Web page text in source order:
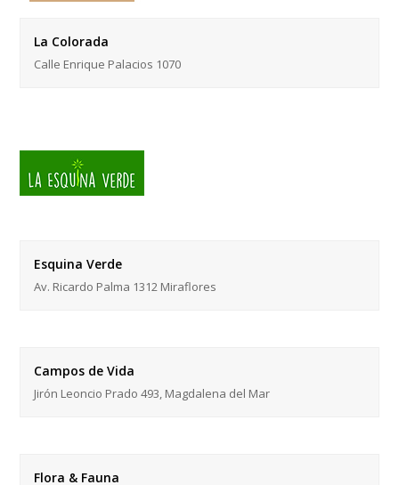
La Colorada
Calle Enrique Palacios 1070
Esquina Verde
Av. Ricardo Palma 1312 Miraflores
Campos de Vida
Jirón Leoncio Prado 493, Magdalena del Mar
Flora & Fauna